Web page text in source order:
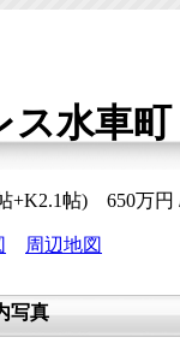
ス水車町
+K2.1帖) 650万
周辺地図
写真